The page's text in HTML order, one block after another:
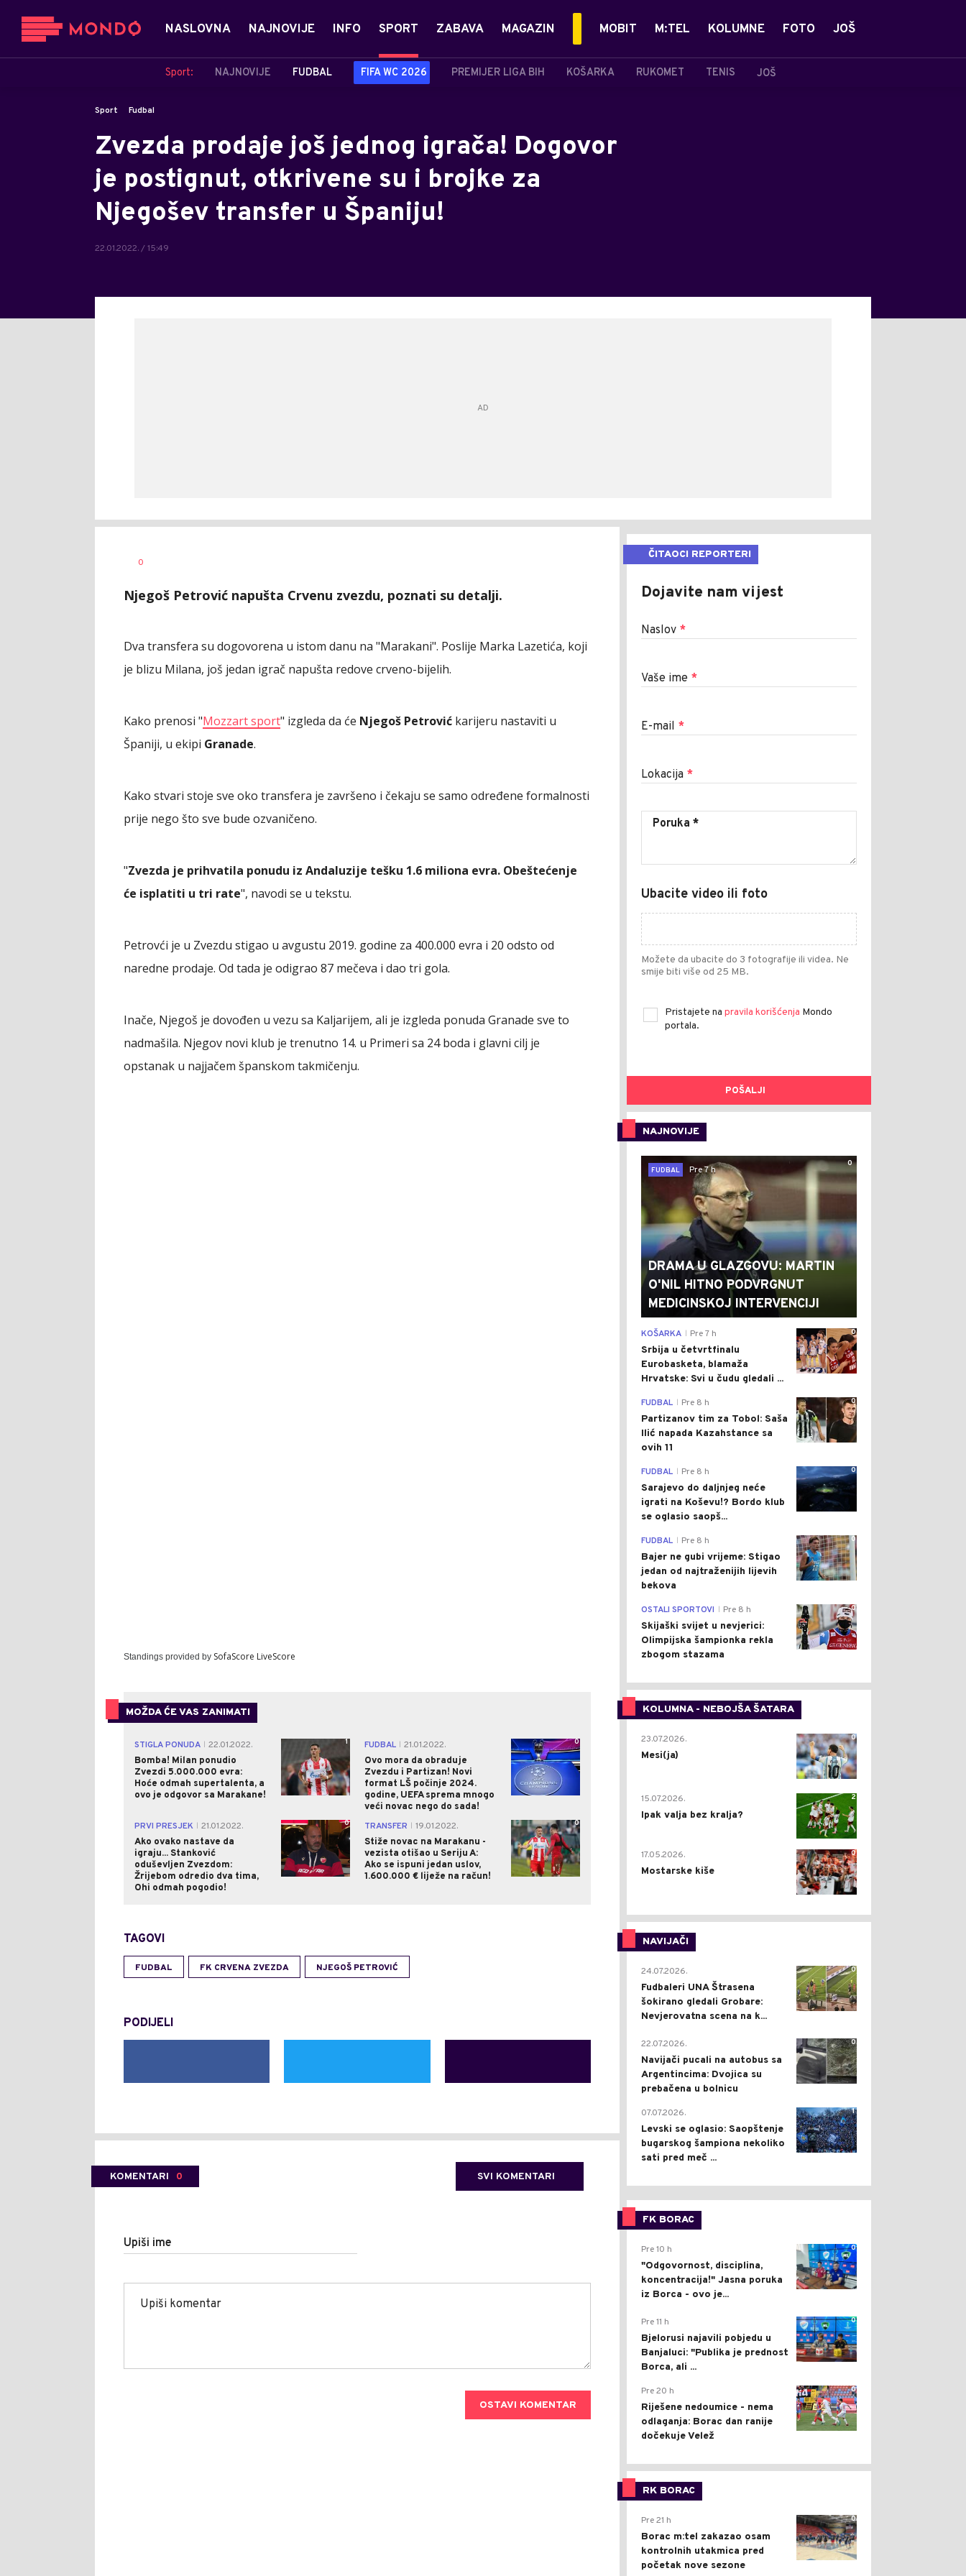
NASLOVNA NAJNOVIJE INFO SPORT
Sport: NAJNOVIJE FUDBAL FIFA WC 2026 PREMIJER LIGA BIH KOŠARKA RUKOMET TENIS JOŠ
ZABAVA MAGAZIN MOBIT M:TEL KOLUMNE FOTO JOŠ
Sport Fudbal
Zvezda prodaje još jednog igrača! Dogovor
je postignut, otkrivene su i brojke za
Njegošev transfer u Španiju!
22.01.2022. / 15:49
AUTOR
0
Njegoš Petrović napušta Crvenu zvezdu, poznati su detalji.
Dva transfera su dogovorena u istom danu na "Marakani". Poslije Marka Lazetića, koji
je blizu Milana, još jedan igrač napušta redove crveno-bijelih.
Kako prenosi "Mozzart sport" izgleda da će Njegoš Petrović karijeru nastaviti u
Španiji, u ekipi Granade.
Kako stvari stoje sve oko transfera je završeno i čekaju se samo određene formalnosti
prije nego što sve bude ozvaničeno.
"Zvezda je prihvatila ponudu iz Andaluzije tešku 1.6 miliona evra. Obeštećenje
će isplatiti u tri rate", navodi se u tekstu.
Petrovći je u Zvezdu stigao u avgustu 2019. godine za 400.000 evra i 20 odsto od
naredne prodaje. Od tada je odigrao 87 mečeva i dao tri gola.
Inače, Njegoš je dovođen u vezu sa Kaljarijem, ali je izgleda ponuda Granade sve to
nadmašila. Njegov novi klub je trenutno 14. u Primeri sa 24 boda i glavni cilj je
opstanak u najjačem španskom takmičenju.
Standings provided by SofaScore LiveScore
MOŽDA ĆE VAS ZANIMATI
STIGLA PONUDA
22.01.2022.
Bomba! Milan ponudio
Zvezdi 5.000.000 evra:
Hoće odmah supertalenta, a
ovo je odgovor sa Marakane!
1 FUDBAL
21.01.2022.
Ovo mora da obraduje
Zvezdu i Partizan! Novi
format LŠ počinje 2024.
godine, UEFA sprema mnogo
veći novac nego do sada!
0
PRVI PRESJEK
21.01.2022.
Ako ovako nastave da
igraju... Stanković
oduševljen Zvezdom:
Žrijebom odredio dva tima,
Ohi odmah pogodio!
0 TRANSFER
19.01.2022.
Stiže novac na Marakanu -
vezista otišao u Seriju A:
Ako se ispuni jedan uslov,
1.600.000 € liježe na račun!
0
TAGOVI
FUDBAL FK CRVENA ZVEZDA NJEGOŠ PETROVIĆ
PODIJELI
KOMENTARI 0 SVI KOMENTARI
Upiši ime
OSTAVI KOMENTAR
ČITAOCI REPORTERI
Dojavite nam vijest
Naslov *
Vaše ime *
E-mail *
Lokacija *
Ubacite video ili foto
Možete da ubacite do 3 fotografije ili videa. Ne
smije biti više od 25 MB.
Pristajete na pravila korišćenja Mondo
portala.
POŠALJI
NAJNOVIJE
0
FUDBAL
Pre 7 h
DRAMA U GLAZGOVU: MARTIN
O'NIL HITNO PODVRGNUT
MEDICINSKOJ INTERVENCIJI
0
KOŠARKA Pre 7 h
Srbija u četvrtfinalu
Eurobasketa, blamaža
Hrvatske: Svi u čudu gledali ...
0
FUDBAL Pre 8 h
Partizanov tim za Tobol: Saša
Ilić napada Kazahstance sa
ovih 11
0
FUDBAL Pre 8 h
Sarajevo do daljnjeg neće
igrati na Koševu!? Bordo klub
se oglasio saopš...
0
FUDBAL Pre 8 h
Bajer ne gubi vrijeme: Stigao
jedan od najtraženijih lijevih
bekova
0
OSTALI SPORTOVI Pre 8 h
Skijaški svijet u nevjerici:
Olimpijska šampionka rekla
zbogom stazama
KOLUMNA - NEBOJŠA ŠATARA
0
23.07.2026.
Mesi(ja)
2
15.07.2026.
Ipak valja bez kralja?
0
17.05.2026.
Mostarske kiše
NAVIJAČI
0
24.07.2026.
Fudbaleri UNA Štrasena
šokirano gledali Grobare:
Nevjerovatna scena na k...
0
22.07.2026.
Navijači pucali na autobus sa
Argentincima: Dvojica su
prebačena u bolnicu
1
07.07.2026.
Levski se oglasio: Saopštenje
bugarskog šampiona nekoliko
sati pred meč ...
FK BORAC
0
Pre 10 h
"Odgovornost, disciplina,
koncentracija!" Jasna poruka
iz Borca - ovo je...
0
Pre 11 h
Bjelorusi najavili pobjedu u
Banjaluci: "Publika je prednost
Borca, ali ...
0
Pre 20 h
Riješene nedoumice - nema
odlaganja: Borac dan ranije
dočekuje Velež
RK BORAC
0
Pre 21 h
Borac m:tel zakazao osam
kontrolnih utakmica pred
početak nove sezone